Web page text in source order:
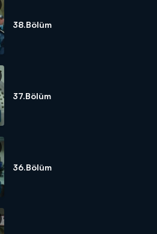
38.Bölüm
37.Bölüm
36.Bölüm